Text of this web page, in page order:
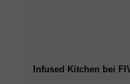
Infused Kitchen bei